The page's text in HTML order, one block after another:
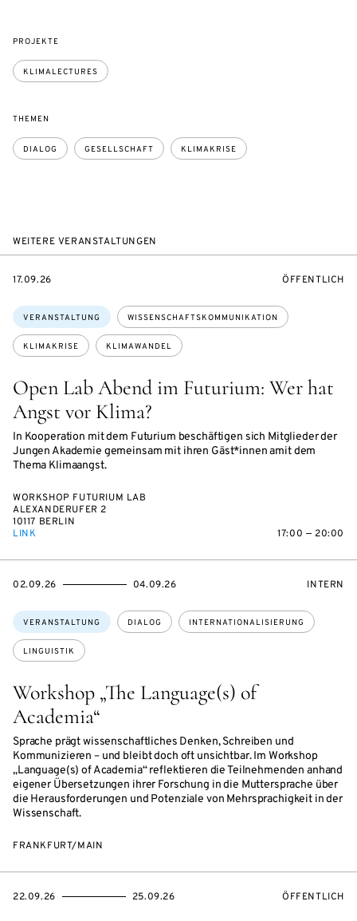
PROJEKTE
KLIMALECTURES
THEMEN
DIALOG GESELLSCHAFT KLIMAKRISE
WEITERE VERANSTALTUNGEN
Open Lab Abend im Futurium: Wer hat
Angst vor Klima?
In Kooperation mit dem Futurium beschäftigen sich Mitglieder der
Jungen Akademie gemeinsam mit ihren Gäst*innen amit dem
Thema Klimaangst.
Themen:
VERANSTALTUNG WISSENSCHAFTSKOMMUNIKATION
KLIMAKRISE KLIMAWANDEL
EVENTBEGINSON
17.09.26 ÖFFENTLICH
WORKSHOP FUTURIUM LAB
ALEXANDERUFER 2
10117 BERLIN
LINK
17:00 — 20:00
Workshop „The Language(s) of
Academia“
Sprache prägt wissenschaftliches Denken, Schreiben und
Kommunizieren – und bleibt doch oft unsichtbar. Im Workshop
„Language(s) of Academia“ reflektieren die Teilnehmenden anhand
eigener Übersetzungen ihrer Forschung in die Muttersprache über
die Herausforderungen und Potenziale von Mehrsprachigkeit in der
Wissenschaft.
Themen:
VERANSTALTUNG DIALOG INTERNATIONALISIERUNG
LINGUISTIK
EVENTBEGINSON
02.09.26
EVENTENDSON 04.09.26 INTERN
FRANKFURT/MAIN
EVENTBEGINSON
22.09.26
EVENTENDSON 25.09.26 ÖFFENTLICH